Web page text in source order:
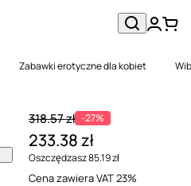
Zabawki erotyczne dla kobiet
318.57 zł -27%
233.38 zł
Oszczędzasz 85.19 zł
Cena zawiera VAT 23%